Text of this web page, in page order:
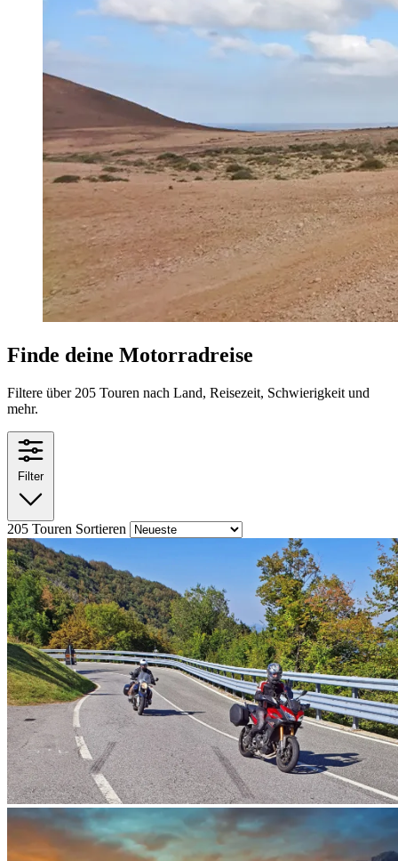
Finde deine Motorradreise
Filtere über 205 Touren nach Land, Reisezeit, Schwierigkeit und
mehr.
Filter
205 Touren Sortieren